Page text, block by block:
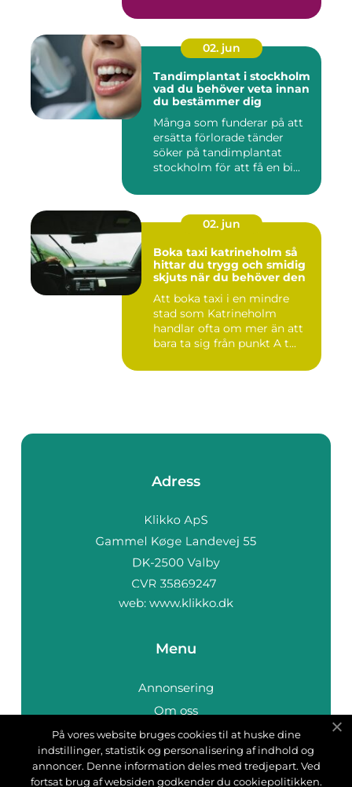
02. jun
Tandimplantat i stockholm
vad du behöver veta innan
du bestämmer dig
Många som funderar på att
ersätta förlorade tänder
söker på tandimplantat
stockholm för att få en bi...
02. jun
Boka taxi katrineholm så
hittar du trygg och smidig
skjuts när du behöver den
Att boka taxi i en mindre
stad som Katrineholm
handlar ofta om mer än att
bara ta sig från punkt A t...
Adress
web: www.klikko.dk
Menu
Annonsering
Om oss
Cookies
Kontakta oss
Sitemap
På vores website bruges cookies til at huske dine
indstillinger, statistik og personalisering af indhold og
annoncer. Denne information deles med tredjepart. Ved
fortsat brug af websiden godkender du cookiepolitikken.